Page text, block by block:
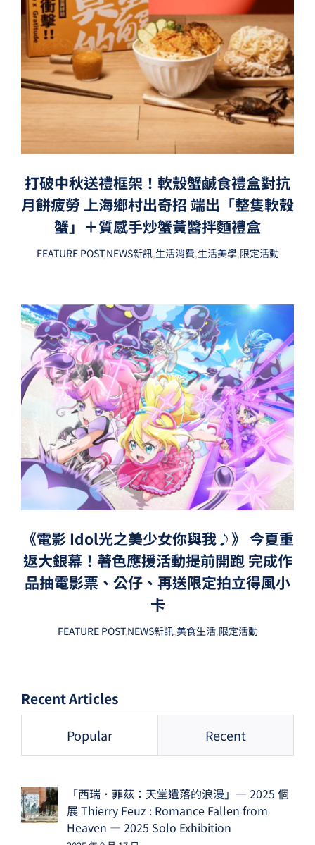
打破中秋送禮框架！軟殼蟹鹹食禮盒對抗
月餅疲勞 上海鄉村出奇招 端出「整隻軟殼
蟹」＋質感手炒蟹黃醬拌麵禮盒
FEATURE POST,NEWS新訊,生活消費,生活美學,限定活動
《電影 Idol光之美少女你與我♪》 今夏重
返大銀幕！著色應援活動提前開跑 完成作
品抽電影票、公仔、再送限定拍立得風小
卡
FEATURE POST,NEWS新訊,美食生活,限定活動
Recent Articles
Popular Recent
「西瑞．菲茲：天堂遺落的浪漫」— 2025 個
展 Thierry Feuz : Romance Fallen from
Heaven — 2025 Solo Exhibition